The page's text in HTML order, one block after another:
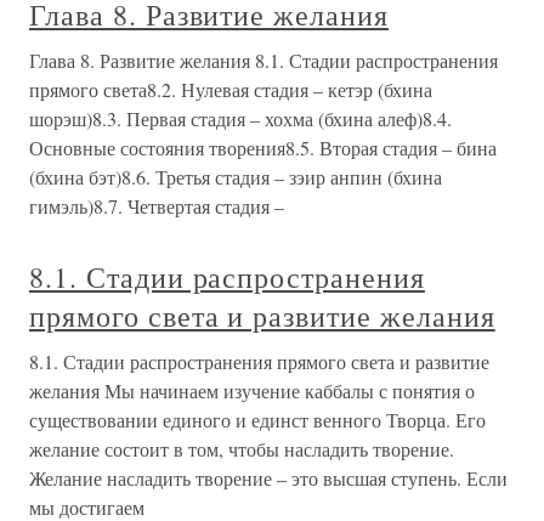
Глава 8. Развитие желания
Глава 8. Развитие желания 8.1. Стадии распространения
прямого света8.2. Нулевая стадия – кетэр (бхина
шорэш)8.3. Первая стадия – хохма (бхина алеф)8.4.
Основные состояния творения8.5. Вторая стадия – бина
(бхина бэт)8.6. Третья стадия – зэир анпин (бхина
гимэль)8.7. Четвертая стадия –
8.1. Стадии распространения
прямого света и развитие желания
8.1. Стадии распространения прямого света и развитие
желания Мы начинаем изучение каббалы с понятия о
существовании единого и единст венного Творца. Его
желание состоит в том, чтобы насладить творение.
Желание насладить творение – это высшая ступень. Если
мы достигаем